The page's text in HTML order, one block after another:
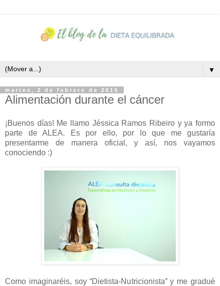
▼
martes, 2 de febrero de 2016
Alimentación durante el cáncer
¡Buenos días! Me llamo Jéssica Ramos Ribeiro y ya formo
parte de ALEA. Es por ello, por lo que me gustaría
presentarme de manera oficial, y así, nos vayamos
conociendo :)
Como imaginaréis, soy “Dietista-Nutricionista” y me gradué